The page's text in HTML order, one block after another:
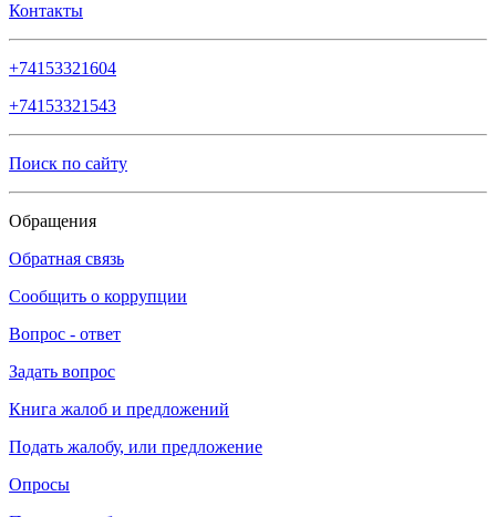
Контакты
+74153321604
+74153321543
Поиск по сайту
Обращения
Обратная связь
Сообщить о коррупции
Вопрос - ответ
Задать вопрос
Книга жалоб и предложений
Подать жалобу, или предложение
Опросы